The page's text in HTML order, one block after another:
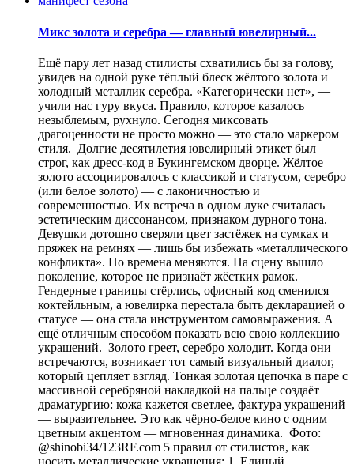
Микс золота и серебра — главный ювелирный...
Ещё пару лет назад стилисты схватились бы за голову,
увидев на одной руке тёплый блеск жёлтого золота и
холодный металлик серебра. «Категорически нет», —
учили нас гуру вкуса. Правило, которое казалось
незыблемым, рухнуло. Сегодня миксовать
драгоценности не просто можно — это стало маркером
стиля. Долгие десятилетия ювелирный этикет был
строг, как дресс-код в Букингемском дворце. Жёлтое
золото ассоциировалось с классикой и статусом, серебро
(или белое золото) — с лаконичностью и
современностью. Их встреча в одном луке считалась
эстетическим диссонансом, признаком дурного тона.
Девушки дотошно сверяли цвет застёжек на сумках и
пряжек на ремнях — лишь бы избежать «металлического
конфликта». Но времена меняются. На сцену вышло
поколение, которое не признаёт жёстких рамок.
Гендерные границы стёрлись, офисный код сменился
коктейльным, а ювелирка перестала быть декларацией о
статусе — она стала инструментом самовыражения. А
ещё отличным способом показать всю свою коллекцию
украшений. Золото греет, серебро холодит. Когда они
встречаются, возникает тот самый визуальный диалог,
который цепляет взгляд. Тонкая золотая цепочка в паре с
массивной серебряной накладкой на пальце создаёт
драматургию: кожа кажется светлее, фактура украшений
— выразительнее. Это как чёрно-белое кино с одним
цветным акцентом — мгновенная динамика. Фото:
@shinobi34/123RF.com 5 правил от стилистов, как
носить металлические украшения: 1. Единый